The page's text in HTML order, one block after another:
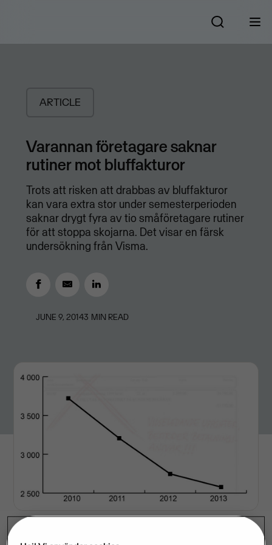
ARTICLE
Varannan företagare saknar
rutiner mot bluffakturor
Trots att risken att drabbas av bluffakturor
kan vara extra stor under semesterperioden
saknar drygt fyra av tio småföretagare rutiner
för att stoppa skojarna. Det visar en färsk
undersökning från Visma.
JUNE 9, 20143 MIN READ